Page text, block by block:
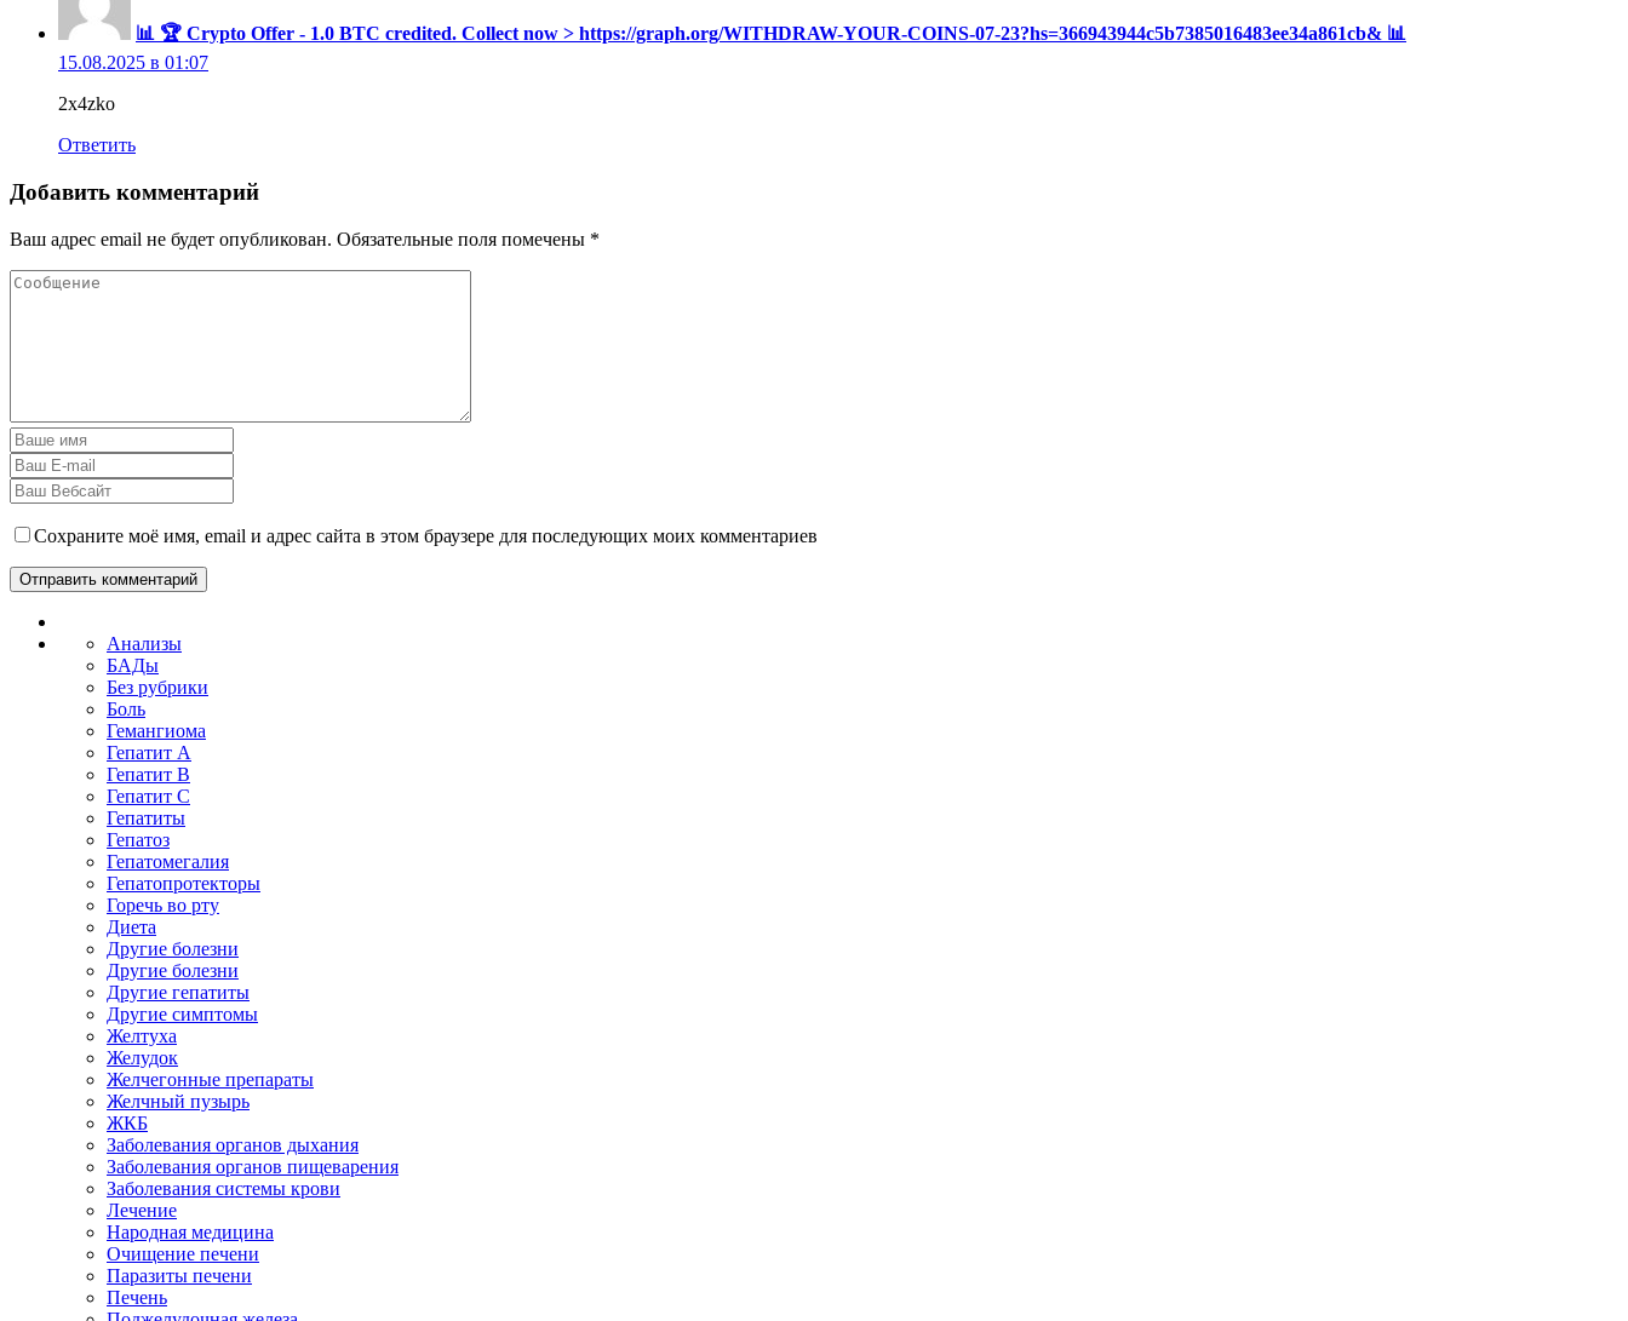
📊 🏆 Crypto Offer - 1.0 BTC credited. Collect now > https://graph.org/WITHDRAW-YOUR-COINS-07-23?hs=366943944c5b7385016483ee34a861cb& 📊
15.08.2025 в 01:07
2x4zko
Ответить
Добавить комментарий
Ваш адрес email не будет опубликован. Обязательные поля помечены *
Сохраните моё имя, email и адрес сайта в этом браузере для последующих моих комментариев
Анализы
БАДы
Без рубрики
Боль
Гемангиома
Гепатит A
Гепатит B
Гепатит C
Гепатиты
Гепатоз
Гепатомегалия
Гепатопротекторы
Горечь во рту
Диета
Другие болезни
Другие болезни
Другие гепатиты
Другие симптомы
Желтуха
Желудок
Желчегонные препараты
Желчный пузырь
ЖКБ
Заболевания органов дыхания
Заболевания органов пищеварения
Заболевания системы крови
Лечение
Народная медицина
Очищение печени
Паразиты печени
Печень